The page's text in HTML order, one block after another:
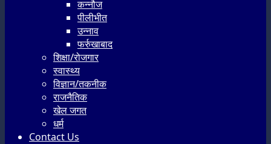
कन्नौज
पीलीभीत
उन्नाव
फर्रुखाबाद
शिक्षा/रोजगार
स्वास्थ्य
विज्ञान/तकनीक
राजनैतिक
खेल जगत
धर्म
Contact Us